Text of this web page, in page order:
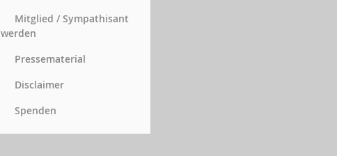
Mitglied / Sympathisant
werden
Pressematerial
Disclaimer
Spenden